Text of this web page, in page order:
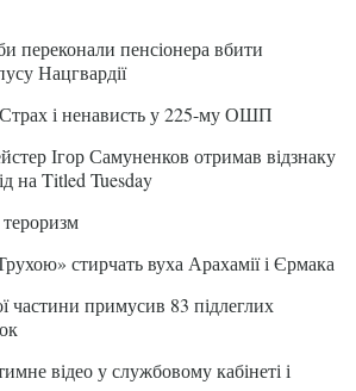
переконали пенсіонера вбити
Нацгвардії
і ненависть у 225-му ОШП
Ігор Самуненков отримав відзнаку
на Titled Tuesday
стирчать вуха Арахамії і Єрмака
частини примусив 83 підлеглих
відео у службовому кабінеті і